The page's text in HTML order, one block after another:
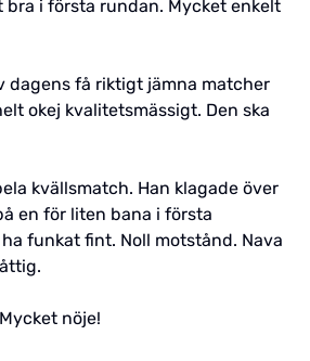
bra i första rundan. Mycket enkelt
dagens få riktigt jämna matcher
okej kvalitetsmässigt. Den ska
kvällsmatch. Han klagade över
en för liten bana i första
funkat fint. Noll motstånd. Nava
nöje!